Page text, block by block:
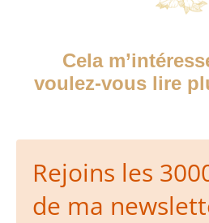
Cela
voulez-vous lire
Rejoins les
de ma